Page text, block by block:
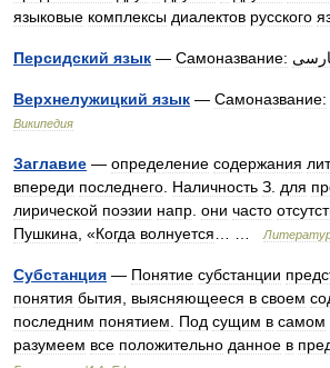
языковые комплексы диалектов русского
Персидский язык — Самоназвание:
Верхнелужицкий язык — Самоназвание:
Википедия
Заглавие — определение содержания лит
впереди последнего Наличность З для
лирической поэзии напр они часто
Пушкина , «Когда волнуется
Субстанция — Понятие субстанции
понятия бытия выясняющееся в своем
последним понятием Под сущим в самом
разумеем все положительно данное в